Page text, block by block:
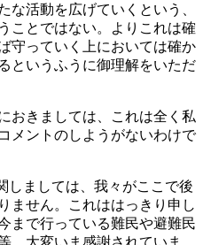
な活動を広げていくという、
ことではない。よりこれは確
守っていく上においては確か
というふうに御理解をいただ
おきましては、これは全く私
メントのしようがないわけで
ましては、我々がここで後
ません。これははっきり申し
まで行っている難民や避難民
、大変いま感謝されていま